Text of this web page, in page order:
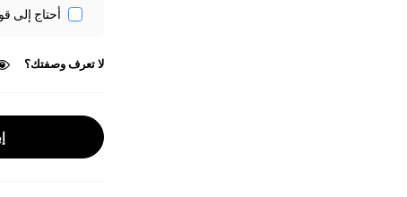
أحتاج إلى
لا تعرف وصفتك؟